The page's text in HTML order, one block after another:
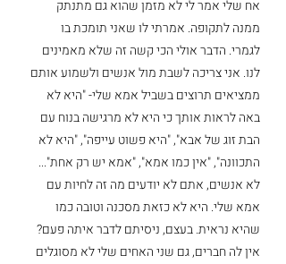
אח שלי אמר לי לא מזמן שהוא גם מתנתק
ממנה לתקופה. אמרתי לו שאני תומכת בו
לגמרי. הדבר אולי הכי קשה זה שלא מאמינים
לנו. אני צריכה לשבת מול אנשים ולשמוע אותם
ממציאים תרוצים בשביל אמא שלי- "היא לא
באה לראות אותך כי היא לא מרגישה בנוח עם
הבת זוג של אבא", "היא פשוט עייפה", "היא לא
התכוונה", "אין כמו אמא", "אמא יש רק אחת"...
לא אנשים, אתם לא יודעים מה זה לחיות עם
אמא שלי. היא לא כזאת מסכנה וטובה כמו
שהיא נראית. בעצם, ניסיתם לדבר איתה פעם?
אין לה חברים, גם שני האחים שלי לא מסוגלים